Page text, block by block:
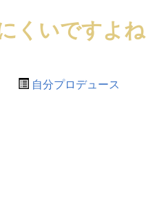
くいですよね
自分プロデュース